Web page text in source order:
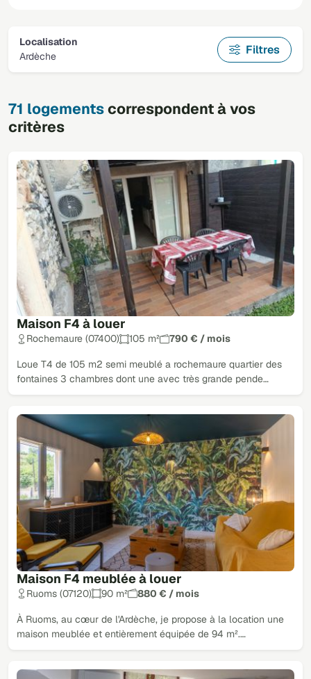
Localisation
Ardèche
Filtres
71 logementscorrespondent à vos
critères
Maison F4 à louer
Rochemaure (07400) 105 m² 790 € / mois
Loue T4 de 105 m2 semi meublé a rochemaure quartier des
fontaines 3 chambres dont une avec très grande pende…
Maison F4 meublée à louer
Ruoms (07120) 90 m² 880 € / mois
À Ruoms, au cœur de l'Ardèche, je propose à la location une
maison meublée et entièrement équipée de 94 m².…